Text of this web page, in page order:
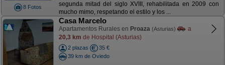
8 Fotos
segunda mitad del siglo XVIII, rehabilitada en 2009 con
mucho mimo, respetando el estilo y los ...
Casa Marcelo
Apartamentos Rurales en Proaza (Asturias)
a
20,3 km de Hospital (Asturias)
2 plazas
35 €
39 km de Oviedo